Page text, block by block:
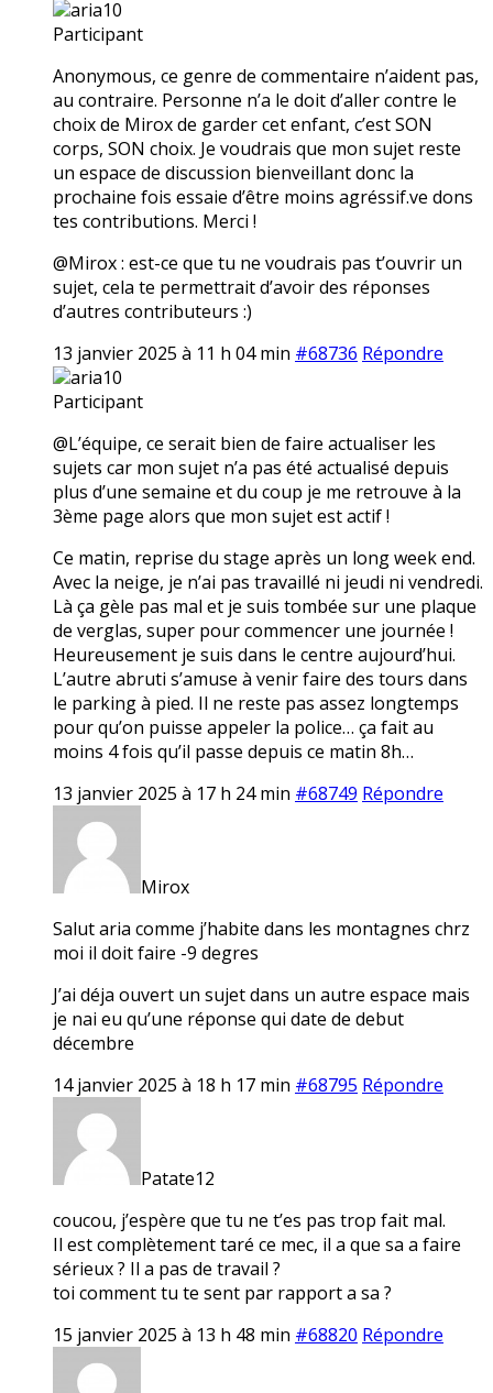
aria10
Participant
Anonymous, ce genre de commentaire n’aident pas,
au contraire. Personne n’a le doit d’aller contre le
choix de Mirox de garder cet enfant, c’est SON
corps, SON choix. Je voudrais que mon sujet reste
un espace de discussion bienveillant donc la
prochaine fois essaie d’être moins agréssif.ve dons
tes contributions. Merci !
@Mirox : est-ce que tu ne voudrais pas t’ouvrir un
sujet, cela te permettrait d’avoir des réponses
d’autres contributeurs :)
13 janvier 2025 à 11 h 04 min #68736 Répondre
aria10
Participant
@L’équipe, ce serait bien de faire actualiser les
sujets car mon sujet n’a pas été actualisé depuis
plus d’une semaine et du coup je me retrouve à la
3ème page alors que mon sujet est actif !
Ce matin, reprise du stage après un long week end.
Avec la neige, je n’ai pas travaillé ni jeudi ni vendredi.
Là ça gèle pas mal et je suis tombée sur une plaque
de verglas, super pour commencer une journée !
Heureusement je suis dans le centre aujourd’hui.
L’autre abruti s’amuse à venir faire des tours dans
le parking à pied. Il ne reste pas assez longtemps
pour qu’on puisse appeler la police… ça fait au
moins 4 fois qu’il passe depuis ce matin 8h…
13 janvier 2025 à 17 h 24 min #68749 Répondre
Mirox
Salut aria comme j’habite dans les montagnes chrz
moi il doit faire -9 degres
J’ai déja ouvert un sujet dans un autre espace mais
je nai eu qu’une réponse qui date de debut
décembre
14 janvier 2025 à 18 h 17 min #68795 Répondre
Patate12
coucou, j’espère que tu ne t’es pas trop fait mal.
Il est complètement taré ce mec, il a que sa a faire
sérieux ? Il a pas de travail ?
toi comment tu te sent par rapport a sa ?
15 janvier 2025 à 13 h 48 min #68820 Répondre